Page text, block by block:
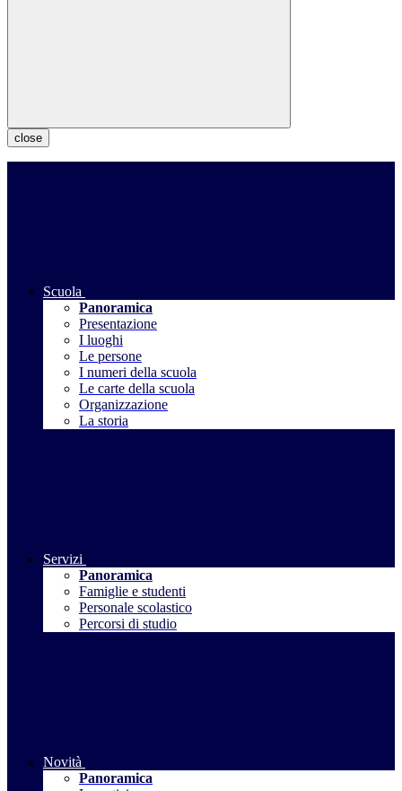
close
Scuola
Panoramica
Presentazione
I luoghi
Le persone
I numeri della scuola
Le carte della scuola
Organizzazione
La storia
Servizi
Panoramica
Famiglie e studenti
Personale scolastico
Percorsi di studio
Novità
Panoramica